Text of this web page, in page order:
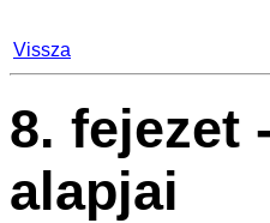
Vissza
8. fejezet
alapjai